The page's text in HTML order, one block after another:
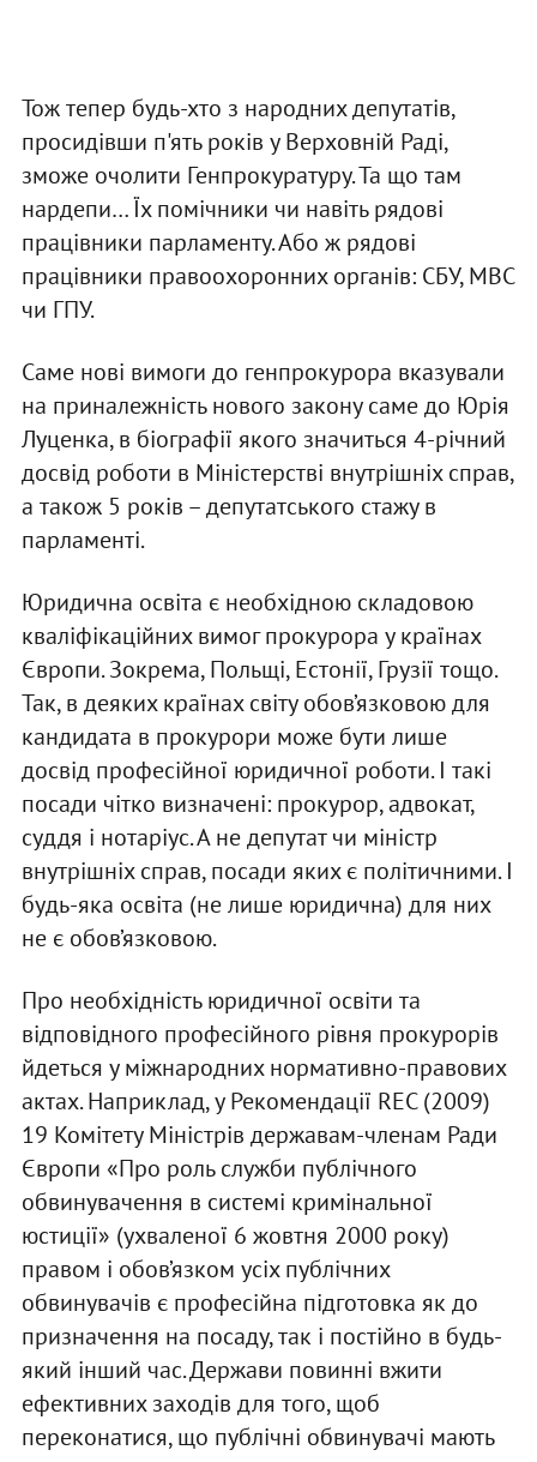
Тож тепер будь-хто з народних депутатів,
просидівши п'ять років у Верховній Раді,
зможе очолити Генпрокуратуру. Та що там
нардепи… Їх помічники чи навіть рядові
працівники парламенту. Або ж рядові
працівники правоохоронних органів: СБУ, МВС
чи ГПУ.
Саме нові вимоги до генпрокурора вказували
на приналежність нового закону саме до Юрія
Луценка, в біографії якого значиться 4-річний
досвід роботи в Міністерстві внутрішніх справ,
а також 5 років – депутатського стажу в
парламенті.
Юридична освіта є необхідною складовою
кваліфікаційних вимог прокурора у країнах
Європи. Зокрема, Польщі, Естонії, Грузії тощо.
Так, в деяких країнах світу обов’язковою для
кандидата в прокурори може бути лише
досвід професійної юридичної роботи. І такі
посади чітко визначені: прокурор, адвокат,
суддя і нотаріус. А не депутат чи міністр
внутрішніх справ, посади яких є політичними. І
будь-яка освіта (не лише юридична) для них
не є обов’язковою.
Про необхідність юридичної освіти та
відповідного професійного рівня прокурорів
йдеться у міжнародних нормативно-правових
актах. Наприклад, у Рекомендації REC (2009)
19 Комітету Міністрів державам-членам Ради
Європи «Про роль служби публічного
обвинувачення в системі кримінальної
юстиції» (ухваленої 6 жовтня 2000 року)
правом і обов’язком усіх публічних
обвинувачів є професійна підготовка як до
призначення на посаду, так і постійно в будь-
який інший час. Держави повинні вжити
ефективних заходів для того, щоб
переконатися, що публічні обвинувачі мають